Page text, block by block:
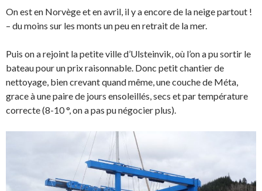
On est en Norvège et en avril, il y a encore de la neige partout !
– du moins sur les monts un peu en retrait de la mer.
Puis on a rejoint la petite ville d’Ulsteinvik, où l’on a pu sortir le
bateau pour un prix raisonnable. Donc petit chantier de
nettoyage, bien crevant quand même, une couche de Méta,
grace à une paire de jours ensoleillés, secs et par température
correcte (8-10 °, on a pas pu négocier plus).